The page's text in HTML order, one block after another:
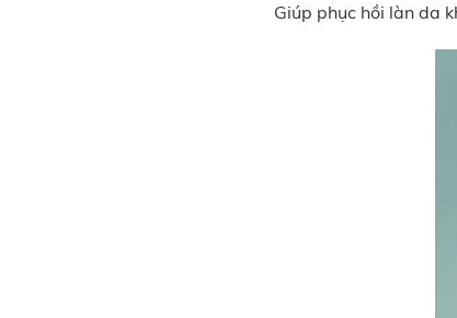
Giúp phục hồi làn da